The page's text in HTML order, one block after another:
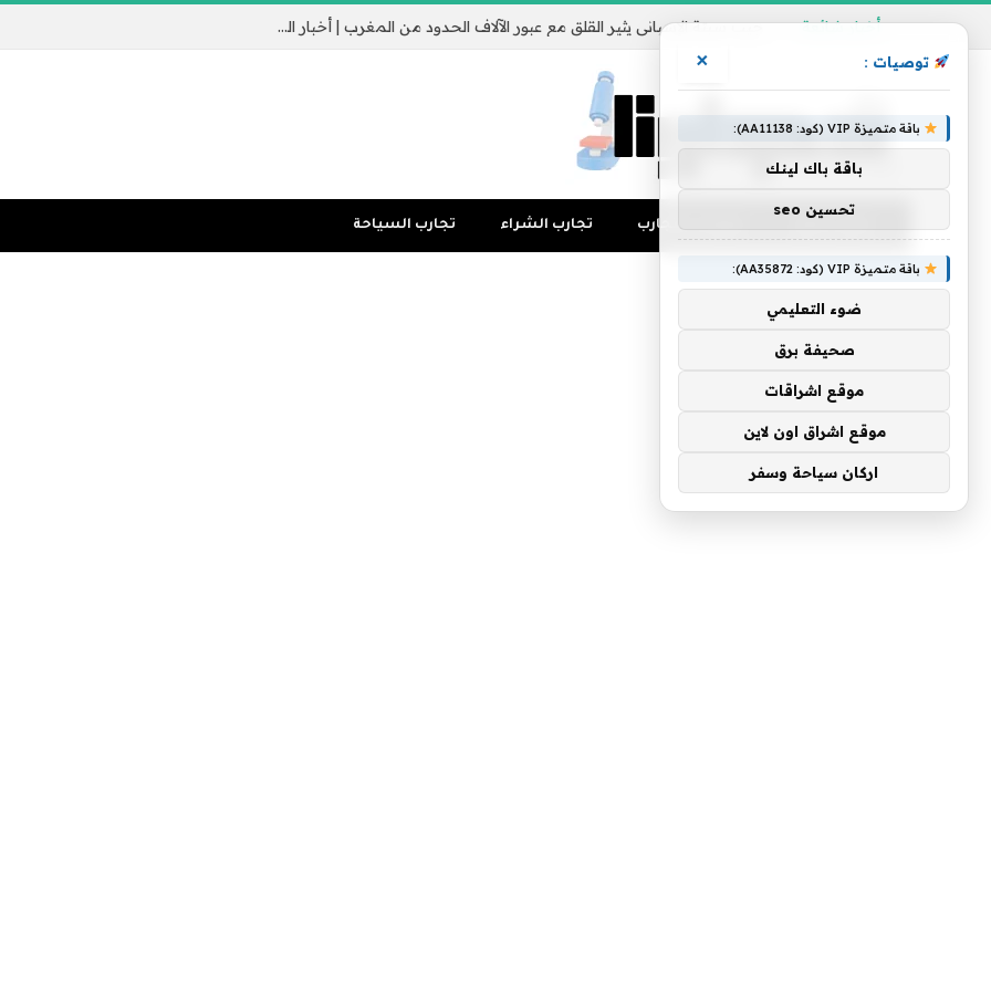
أخبار شائعة جيب سبتة الإسباني يثير القلق مع عبور الآلاف الحدود من المغرب | أخبار الهجرة
منوعات التجارب تجارب الشراء تجارب السياحة
توصيات : ×
باقة متميزة VIP (كود: AA11138):
باقة باك لينك
تحسين seo
باقة متميزة VIP (كود: AA35872):
ضوء التعليمي
صحيفة برق
موقع اشراقات
موقع اشراق اون لاين
اركان سياحة وسفر